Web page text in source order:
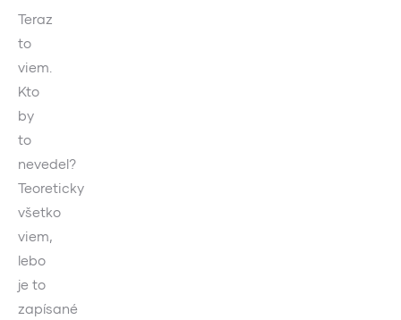
Teraz
to
viem.
Kto
by
to
nevedel?
Teoreticky
všetko
viem,
lebo
je to
zapísané